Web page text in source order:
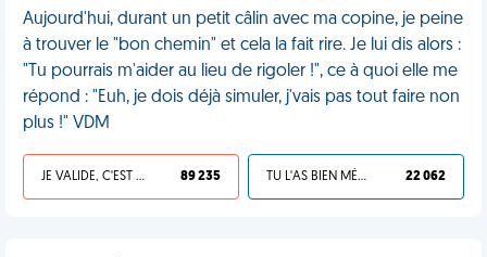
Aujourd'hui, durant un petit câlin avec ma copine, je peine
à trouver le "bon chemin" et cela la fait rire. Je lui dis alors :
"Tu pourrais m'aider au lieu de rigoler !", ce à quoi elle me
répond : "Euh, je dois déjà simuler, j'vais pas tout faire non
plus !" VDM
JE VALIDE, C'EST UNE VDM 89 235 TU L'AS BIEN MÉRITÉ 22 062